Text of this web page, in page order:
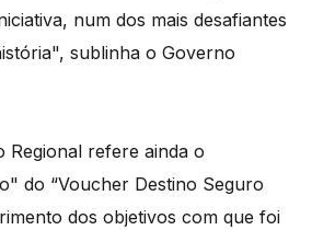
num dos mais desafiantes
sublinha o Governo
Regional refere ainda o
do “Voucher Destino Seguro
dos objetivos com que foi